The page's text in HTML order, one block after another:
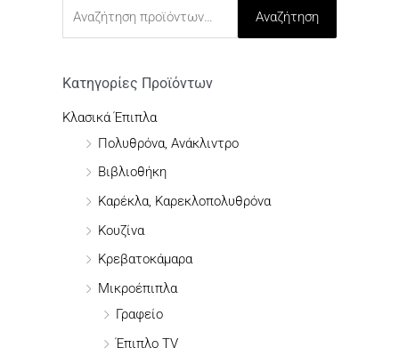
ή
τ
Αναζήτηση
Κατηγορίες Προϊόντων
Κλασικά Έπιπλα
Πολυθρόνα, Ανάκλιντρο
Βιβλιοθήκη
Καρέκλα, Καρεκλοπολυθρόνα
Κουζίνα
Κρεβατοκάμαρα
Μικροέπιπλα
Γραφείο
Έπιπλο TV